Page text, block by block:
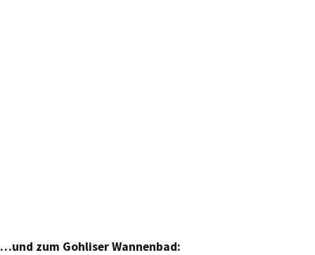
…und zum Gohliser Wannenbad: